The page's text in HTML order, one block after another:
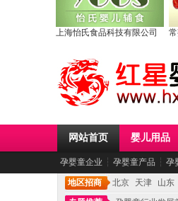
上海怡氏食品科技有限公司
网站首页 婴儿用品
孕婴童企业 ┆ 孕婴童产品 ┆ 孕
地区招商 北京 天津 山东